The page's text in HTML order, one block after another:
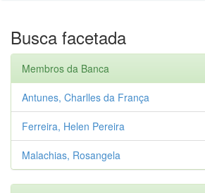
Busca facetada
Membros da Banca
Antunes, Charlles da França
Ferreira, Helen Pereira
Malachias, Rosangela